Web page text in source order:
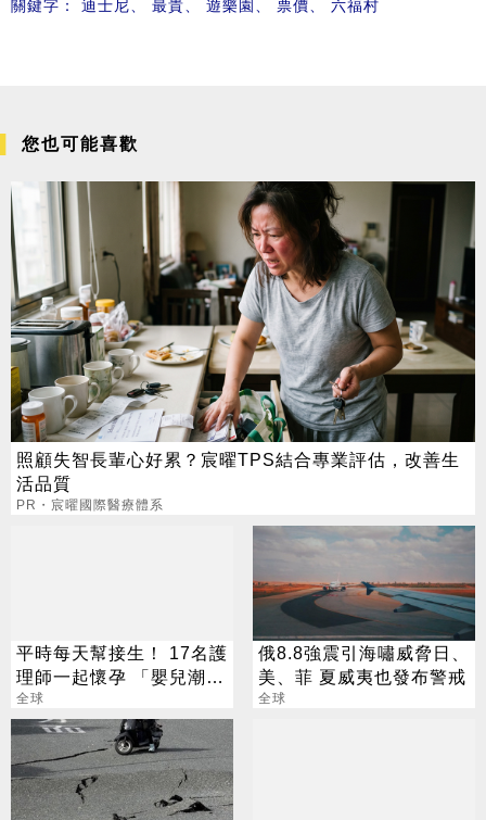
關鍵字： 迪士尼 最貴 遊樂園 票價 六福村
您也可能喜歡
照顧失智長輩心好累？宸曜TPS結合專業評估，改善生
活品質
PR・宸曜國際醫療體系
平時每天幫接生！ 17名護
理師一起懷孕 「嬰兒潮」
震撼全網
全球
俄8.8強震引海嘯威脅日、
美、菲 夏威夷也發布警戒
全球